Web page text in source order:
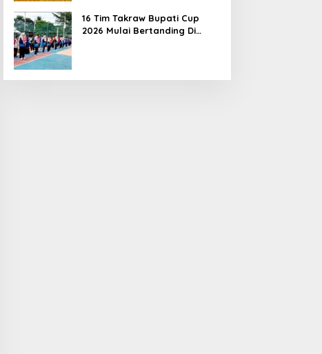
16 Tim Takraw Bupati Cup
2026 Mulai Bertanding Di